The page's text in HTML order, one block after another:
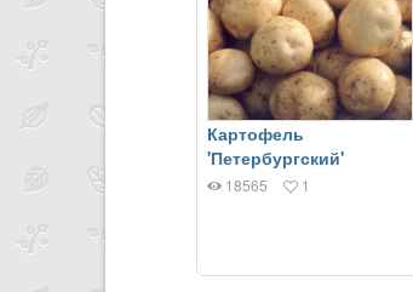
Картофель
'Петербургский'
18565 1